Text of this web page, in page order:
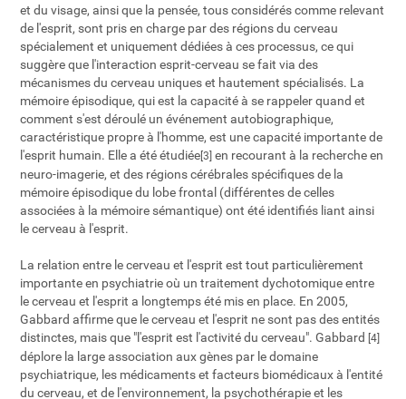
et du visage, ainsi que la pensée, tous considérés comme relevant
de l'esprit, sont pris en charge par des régions du cerveau
spécialement et uniquement dédiées à ces processus, ce qui
suggère que l'interaction esprit-cerveau se fait via des
mécanismes du cerveau uniques et hautement spécialisés. La
mémoire épisodique, qui est la capacité à se rappeler quand et
comment s'est déroulé un événement autobiographique,
caractéristique propre à l'homme, est une capacité importante de
l'esprit humain. Elle a été étudiée[3] en recourant à la recherche en
neuro-imagerie, et des régions cérébrales spécifiques de la
mémoire épisodique du lobe frontal (différentes de celles
associées à la mémoire sémantique) ont été identifiés liant ainsi
le cerveau à l'esprit.
La relation entre le cerveau et l'esprit est tout particulièrement
importante en psychiatrie où un traitement dychotomique entre
le cerveau et l'esprit a longtemps été mis en place. En 2005,
Gabbard affirme que le cerveau et l'esprit ne sont pas des entités
distinctes, mais que "l'esprit est l'activité du cerveau". Gabbard[4]
déplore la large association aux gènes par le domaine
psychiatrique, les médicaments et facteurs biomédicaux à l'entité
du cerveau, et de l'environnement, la psychothérapie et les